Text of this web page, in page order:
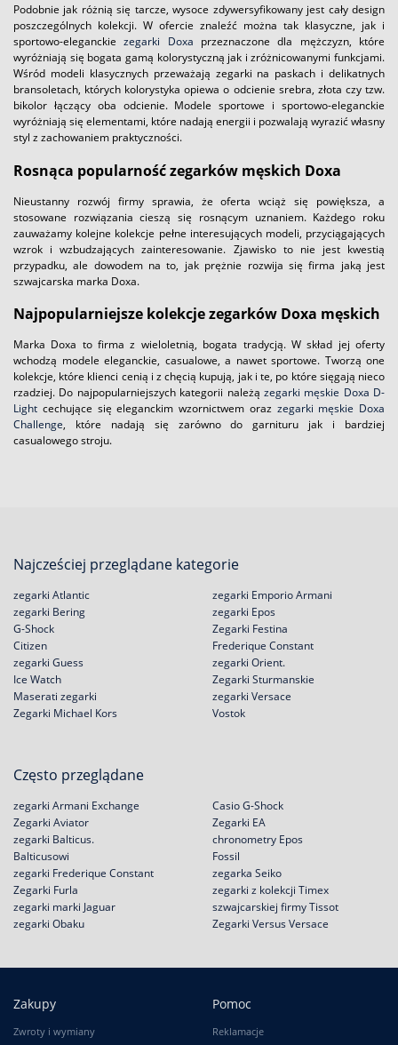
Podobnie jak różnią się tarcze, wysoce zdywersyfikowany jest cały design
poszczególnych kolekcji. W ofercie znaleźć można tak klasyczne, jak i
sportowo-eleganckiezegarki Doxa przeznaczone dla mężczyzn, które
wyróżniają się bogata gamą kolorystyczną jak i zróżnicowanymi funkcjami.
Wśród modeli klasycznych przeważają zegarki na paskach i delikatnych
bransoletach, których kolorystyka opiewa o odcienie srebra, złota czy tzw.
bikolor łączący oba odcienie. Modele sportowe i sportowo-eleganckie
wyróżniają się elementami, które nadają energii i pozwalają wyrazić własny
styl z zachowaniem praktyczności.
Rosnąca popularność zegarków męskich Doxa
Nieustanny rozwój firmy sprawia, że oferta wciąż się powiększa, a
stosowane rozwiązania cieszą się rosnącym uznaniem. Każdego roku
zauważamy kolejne kolekcje pełne interesujących modeli, przyciągających
wzrok i wzbudzających zainteresowanie. Zjawisko to nie jest kwestią
przypadku, ale dowodem na to, jak prężnie rozwija się firma jaką jest
szwajcarska marka Doxa.
Najpopularniejsze kolekcje zegarków Doxa męskich
Marka Doxa to firma z wieloletnią, bogata tradycją. W skład jej oferty
wchodzą modele eleganckie, casualowe, a nawet sportowe. Tworzą one
kolekcje, które klienci cenią i z chęcią kupują, jak i te, po które sięgają nieco
rzadziej. Do najpopularniejszych kategorii należą zegarki męskie Doxa D-
Light cechujące się eleganckim wzornictwem orazzegarki męskie Doxa
Challenge, które nadają się zarówno do garnituru jak i bardziej
casualowego stroju.
Najcześciej przeglądane kategorie
zegarki Atlantic
zegarki Bering
G-Shock
Citizen
zegarki Emporio Armani
zegarki Epos
Zegarki Festina
Frederique Constant
zegarki Guess
Ice Watch
Maserati zegarki
Zegarki Michael Kors
zegarki Orient.
Zegarki Sturmanskie
zegarki Versace
Vostok
Często przeglądane
zegarki Armani Exchange
Zegarki Aviator
zegarki Balticus.
Balticusowi
Casio G-Shock
Zegarki EA
chronometry Epos
Fossil
zegarki Frederique Constant
Zegarki Furla
zegarki marki Jaguar
zegarki Obaku
zegarka Seiko
zegarki z kolekcji Timex
szwajcarskiej firmy Tissot
Zegarki Versus Versace
Zakupy
Zwroty i wymiany
Pomoc
Reklamacje